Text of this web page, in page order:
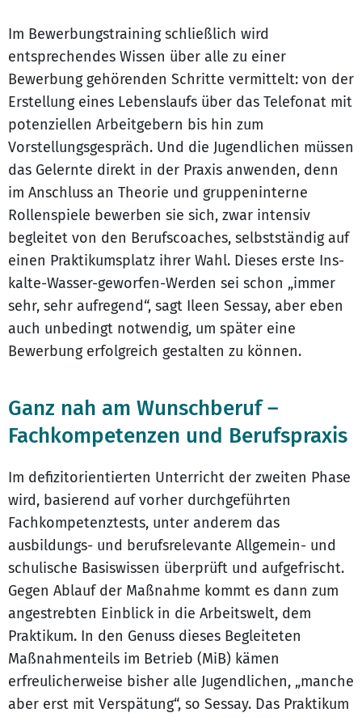
Im Bewerbungstraining schließlich wird
entsprechendes Wissen über alle zu einer
Bewerbung gehörenden Schritte vermittelt: von der
Erstellung eines Lebenslaufs über das Telefonat mit
potenziellen Arbeitgebern bis hin zum
Vorstellungsgespräch. Und die Jugendlichen müssen
das Gelernte direkt in der Praxis anwenden, denn
im Anschluss an Theorie und gruppeninterne
Rollenspiele bewerben sie sich, zwar intensiv
begleitet von den Berufscoaches, selbstständig auf
einen Praktikumsplatz ihrer Wahl. Dieses erste Ins-
kalte-Wasser-geworfen-Werden sei schon „immer
sehr, sehr aufregend“, sagt Ileen Sessay, aber eben
auch unbedingt notwendig, um später eine
Bewerbung erfolgreich gestalten zu können.
Ganz nah am Wunschberuf –
Fachkompetenzen und Berufspraxis
Im defizitorientierten Unterricht der zweiten Phase
wird, basierend auf vorher durchgeführten
Fachkompetenztests, unter anderem das
ausbildungs- und berufsrelevante Allgemein- und
schulische Basiswissen überprüft und aufgefrischt.
Gegen Ablauf der Maßnahme kommt es dann zum
angestrebten Einblick in die Arbeitswelt, dem
Praktikum. In den Genuss dieses Begleiteten
Maßnahmenteils im Betrieb (MiB) kämen
erfreulicherweise bisher alle Jugendlichen, „manche
aber erst mit Verspätung“, so Sessay. Das Praktikum